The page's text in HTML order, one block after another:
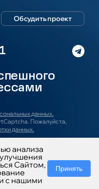
Обсудить проект
данных.
Пожалуйста,
данных.
Блог
анализа
Сайтом,
с нашими
Принять